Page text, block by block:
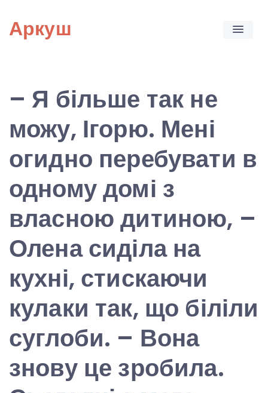
content
Аркуш
– Я більше так не
можу, Ігорю. Мені
огидно перебувати в
одному домі з
власною дитиною, –
Олена сиділа на
кухні, стискаючи
кулаки так, що біліли
суглоби. – Вона
знову це зробила.